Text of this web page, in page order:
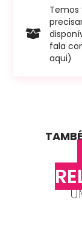
Temos
fala
aqui)